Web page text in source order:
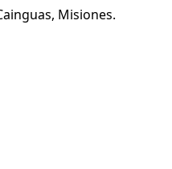
Misiones.